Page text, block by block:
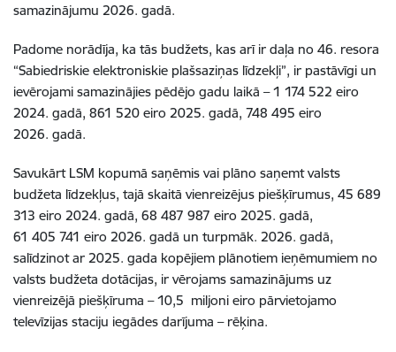
samazinājumu 2026. gadā.
Padome norādīja, ka tās budžets, kas arī ir daļa no 46. resora
“Sabiedriskie elektroniskie plašsaziņas līdzekļi”, ir pastāvīgi un
ievērojami samazinājies pēdējo gadu laikā – 1 174 522 eiro
2024. gadā, 861 520 eiro 2025. gadā, 748 495 eiro
2026. gadā.
Savukārt LSM kopumā saņēmis vai plāno saņemt valsts
budžeta līdzekļus, tajā skaitā vienreizējus piešķīrumus, 45 689
313 eiro 2024. gadā, 68 487 987 eiro 2025. gadā,
61 405 741 eiro 2026. gadā un turpmāk. 2026. gadā,
salīdzinot ar 2025. gada kopējiem plānotiem ieņēmumiem no
valsts budžeta dotācijas, ir vērojams samazinājums uz
vienreizējā piešķīruma – 10,5 miljoni eiro pārvietojamo
televīzijas staciju iegādes darījuma – rēķina.